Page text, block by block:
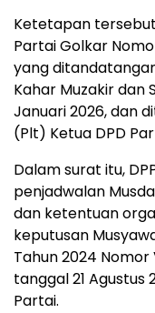
Ketetapan
Partai Golkar
yang
Kahar Muzakir dan
Januari 2026, dan
(Plt) Ketua DPD
Dalam surat itu,
penjadwalan
dan ketentuan
keputusan
Tahun 2024 Nomor
tanggal 21
Partai.